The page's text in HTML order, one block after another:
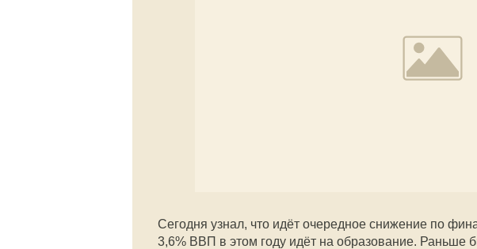
Сегодня узнал, что идёт очередное снижение по
3,6% ВВП в этом году идёт на образование. Раньше